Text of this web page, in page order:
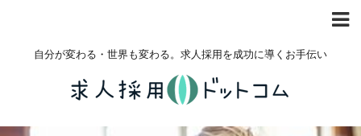
自分が変わる・世界も変わる。求人採用を成功に導くお手伝い